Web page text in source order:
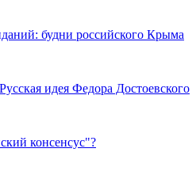
будни российского Крыма
идея Федора Достоевского
консенсус"?